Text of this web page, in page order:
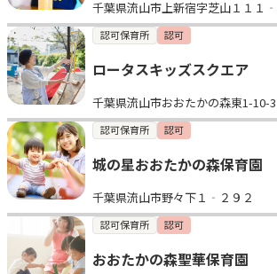
千葉県流山市上新宿字芝山１１１
認可保育所 認可
ロータスキッズスクエア
千葉県流山市おおたかの森東1-10-3
認可保育所 認可
城の星おおたかの森保育園
千葉県流山市野々下１‐２９２
認可保育所 認可
おおたかの森聖華保育園